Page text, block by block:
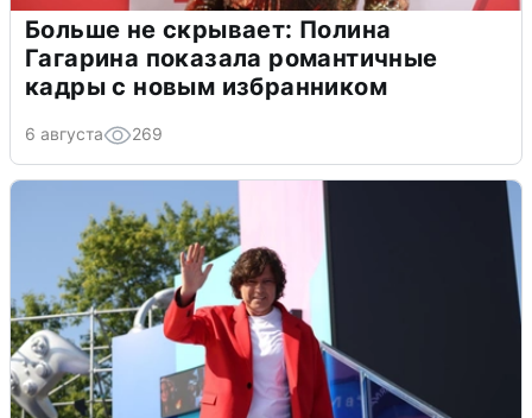
Больше не скрывает: Полина
Гагарина показала романтичные
кадры с новым избранником
6 августа 269